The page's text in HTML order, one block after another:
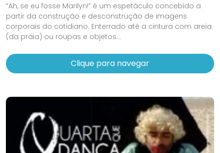
“Ah, se eu fosse Marilyn!” é um espetáculo concebido a
partir da construção e desconstrução de imagens
corporais do cotidiano. Enterrado até a cintura com areia
(da praia) ou roupas e objetos...
Clique para navegar